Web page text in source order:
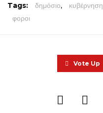
Tags: δημόσιο, κυβέρνηση
φοροι
Vote Up